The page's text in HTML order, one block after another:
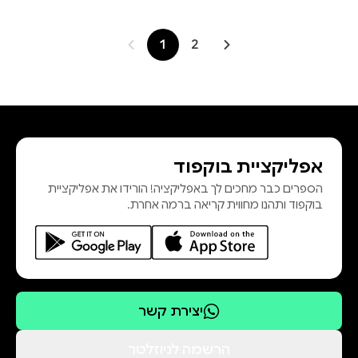
1 2
אפליקציית בוקפוד
הספרים כבר מחכים לך באפליקציה! הורידו את אפליקציית
בוקפוד ותהנו מחווית קריאה ברמה אחרת.
יצירת קשר